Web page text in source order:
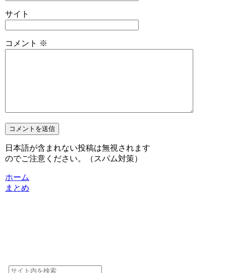
サイト
コメント ※
日本語が含まれない投稿は無視されます
のでご注意ください。（スパム対策）
ホーム
まとめ